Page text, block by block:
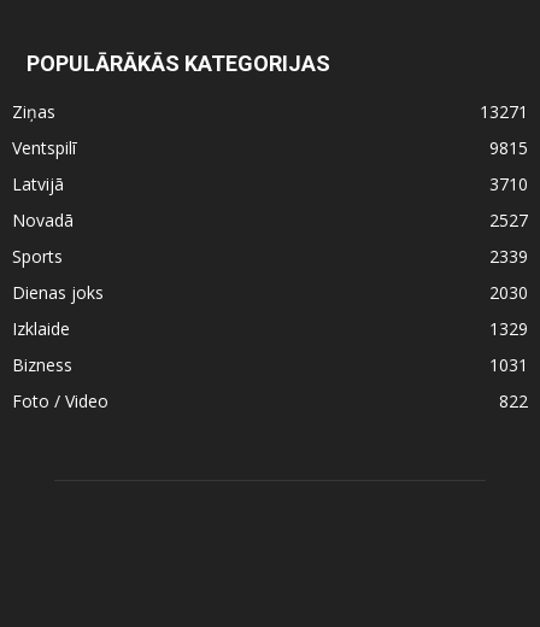
POPULĀRĀKĀS KATEGORIJAS
Ziņas
13271
Ventspilī
9815
Latvijā
3710
Novadā
2527
Sports
2339
Dienas joks
2030
Izklaide
1329
Bizness
1031
Foto / Video
822